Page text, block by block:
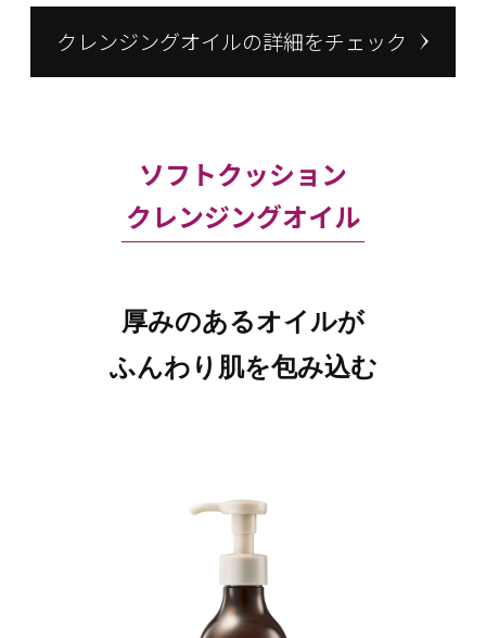
クレンジングオイルの詳細をチェック
ソフトクッション
クレンジングオイル
厚みのあるオイルが
ふんわり肌を包み込む